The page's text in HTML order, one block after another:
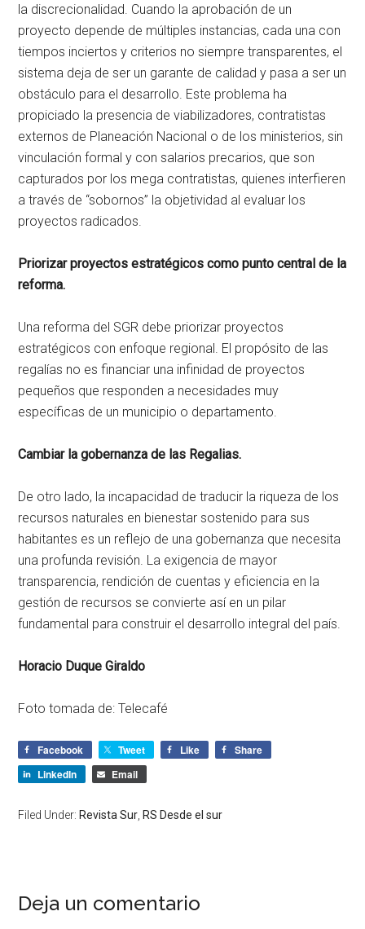
la discrecionalidad. Cuando la aprobación de un
proyecto depende de múltiples instancias, cada una con
tiempos inciertos y criterios no siempre transparentes, el
sistema deja de ser un garante de calidad y pasa a ser un
obstáculo para el desarrollo. Este problema ha
propiciado la presencia de viabilizadores, contratistas
externos de Planeación Nacional o de los ministerios, sin
vinculación formal y con salarios precarios, que son
capturados por los mega contratistas, quienes interfieren
a través de “sobornos” la objetividad al evaluar los
proyectos radicados.
Priorizar proyectos estratégicos como punto central de la
reforma.
Una reforma del SGR debe priorizar proyectos
estratégicos con enfoque regional. El propósito de las
regalías no es financiar una infinidad de proyectos
pequeños que responden a necesidades muy
específicas de un municipio o departamento.
Cambiar la gobernanza de las Regalias.
De otro lado, la incapacidad de traducir la riqueza de los
recursos naturales en bienestar sostenido para sus
habitantes es un reflejo de una gobernanza que necesita
una profunda revisión. La exigencia de mayor
transparencia, rendición de cuentas y eficiencia en la
gestión de recursos se convierte así en un pilar
fundamental para construir el desarrollo integral del país.
Horacio Duque Giraldo
Foto tomada de: Telecafé
Facebook Tweet Like
Share
LinkedIn
Email
Filed Under:Revista Sur ,RS Desde el sur
Deja un comentario